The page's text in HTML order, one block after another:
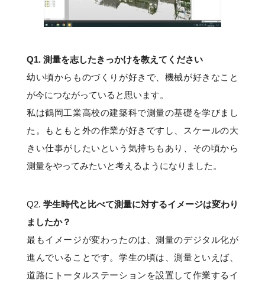
Q1. 測量を志したきっかけを教えてください
幼い頃からものづくりが好きで、機械が好きなこと
が今につながっていると思います。
私は鶴岡工業高校の建築科で測量の基礎を学びまし
た。もともと外の作業が好きですし、スケールの大
きい仕事がしたいという気持ちもあり、その頃から
測量をやってみたいと考えるようになりました。
Q2. 学生時代と比べて測量に対するイメージは変わり
ましたか？
最もイメージが変わったのは、測量のデジタル化が
進んでいることです。学生の頃は、測量といえば、
道路にトータルステーションを設置して作業するイ